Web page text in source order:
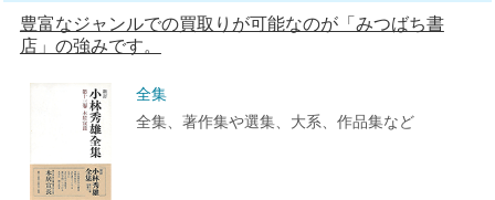
豊富なジャンルでの買取りが可能なのが「みつばち書
店」の強みです。
全集
全集、著作集や選集、大系、作品集など